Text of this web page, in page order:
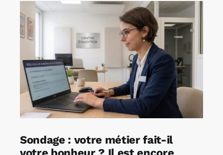
Sondage : votre métier fait-il
votre bonheur ? Il est encore